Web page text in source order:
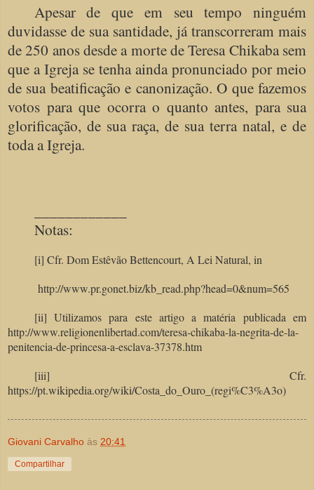
Apesar de que em seu tempo ninguém
duvidasse de sua santidade, já transcorreram mais
de 250 anos desde a morte de Teresa Chikaba sem
que a Igreja se tenha ainda pronunciado por meio
de sua beatificação e canonização. O que fazemos
votos para que ocorra o quanto antes, para sua
glorificação, de sua raça, de sua terra natal, e de
toda a Igreja.
Notas:
[i] Cfr. Dom Estêvão Bettencourt, A Lei Natural, in
http://www.pr.gonet.biz/kb_read.php?head=0&num=565
[ii] Utilizamos para este artigo a matéria publicada em
http://www.religionenlibertad.com/teresa-chikaba-la-negrita-de-la-
penitencia-de-princesa-a-esclava-37378.htm
[iii] Cfr.
https://pt.wikipedia.org/wiki/Costa_do_Ouro_(regi%C3%A3o)
Giovani Carvalho às 20:41
Compartilhar